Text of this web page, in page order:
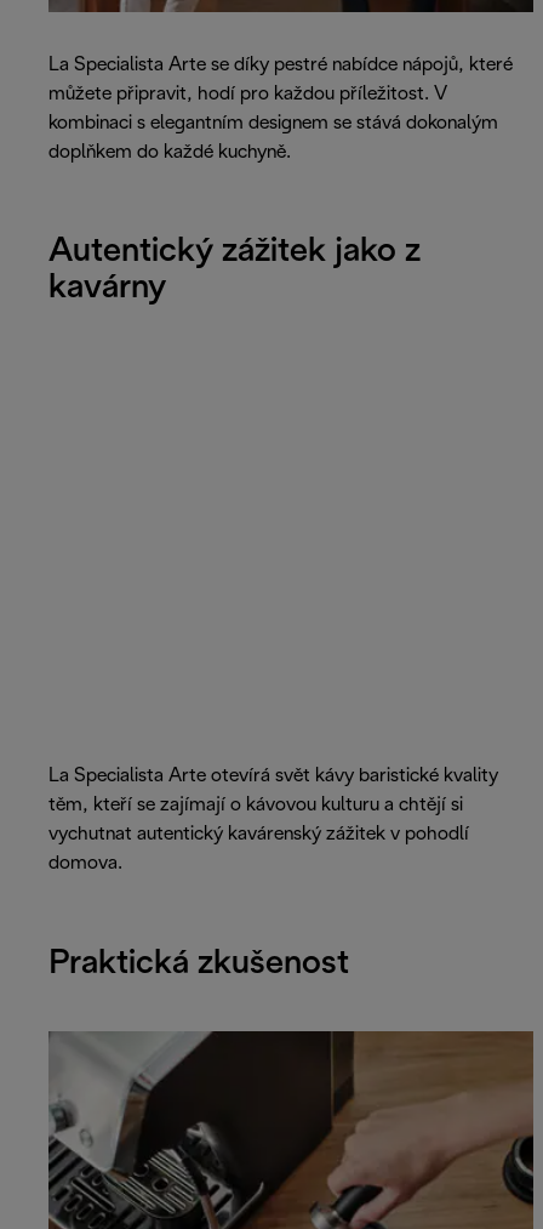
La Specialista Arte se díky pestré nabídce nápojů, které
můžete připravit, hodí pro každou příležitost. V
kombinaci s elegantním designem se stává dokonalým
doplňkem do každé kuchyně.
Autentický zážitek jako z
kavárny
La Specialista Arte otevírá svět kávy baristické kvality
těm, kteří se zajímají o kávovou kulturu a chtějí si
vychutnat autentický kavárenský zážitek v pohodlí
domova.
Praktická zkušenost